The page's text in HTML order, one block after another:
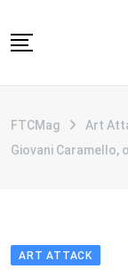
to
CATEGORIAS
FTCMag Art
Giovani Caramello,
ART ATTACK